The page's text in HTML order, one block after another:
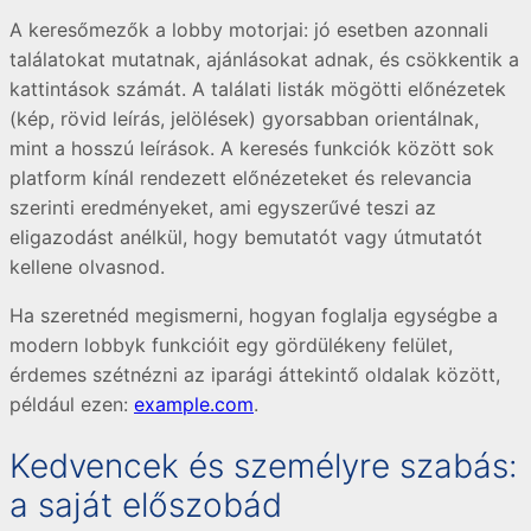
A keresőmezők a lobby motorjai: jó esetben azonnali
találatokat mutatnak, ajánlásokat adnak, és csökkentik a
kattintások számát. A találati listák mögötti előnézetek
(kép, rövid leírás, jelölések) gyorsabban orientálnak,
mint a hosszú leírások. A keresés funkciók között sok
platform kínál rendezett előnézeteket és relevancia
szerinti eredményeket, ami egyszerűvé teszi az
eligazodást anélkül, hogy bemutatót vagy útmutatót
kellene olvasnod.
Ha szeretnéd megismerni, hogyan foglalja egységbe a
modern lobbyk funkcióit egy gördülékeny felület,
érdemes szétnézni az iparági áttekintő oldalak között,
például ezen: example.com.
Kedvencek és személyre szabás:
a saját előszobád